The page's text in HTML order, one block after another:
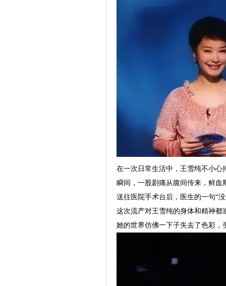
在一次日常生活中，王雪纯不小心
瞬间，一股剧痛从腹间传来，鲜血
送往医院手术台后，医生的一句“
这次流产对王雪纯的身体和精神都
她的世界仿佛一下子失去了色彩，